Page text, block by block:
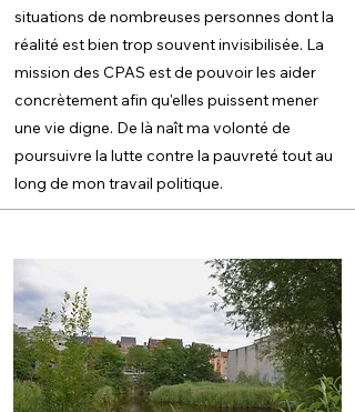
situations de nombreuses personnes dont la
réalité est bien trop souvent invisibilisée. La
mission des CPAS est de pouvoir les aider
concrètement afin qu'elles puissent mener
une vie digne. De là naît ma volonté de
poursuivre la lutte contre la pauvreté tout au
long de mon travail politique.